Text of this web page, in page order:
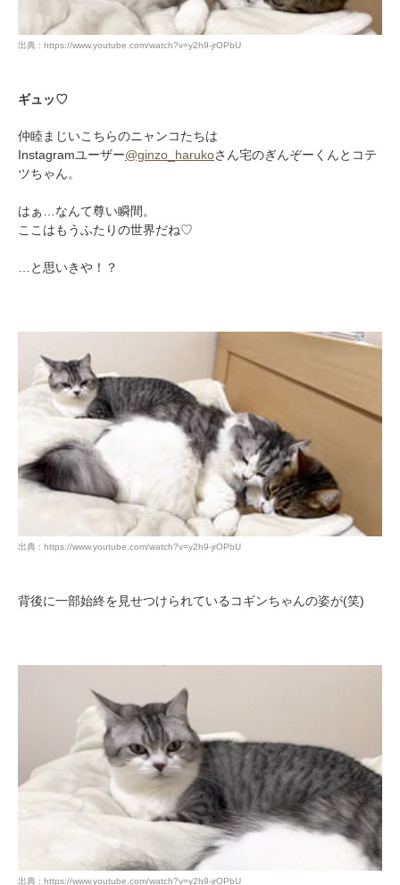
出典 : https://www.youtube.com/watch?v=y2h9-jrOPbU
ギュッ♡
仲睦まじいこちらのニャンコたちは
Instagramユーザー@ginzo_harukoさん宅のぎんぞーくんとコテ
ツちゃん。
はぁ…なんて尊い瞬間。
ここはもうふたりの世界だね♡
…と思いきや！？
出典 : https://www.youtube.com/watch?v=y2h9-jrOPbU
背後に一部始終を見せつけられているコギンちゃんの姿が(笑)
出典 : https://www.youtube.com/watch?v=y2h9-jrOPbU